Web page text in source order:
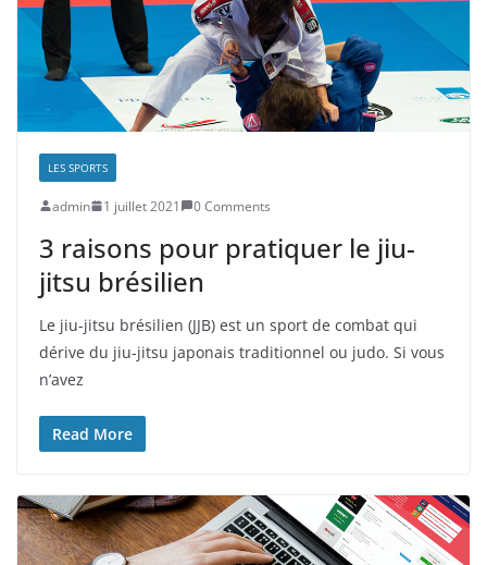
LES SPORTS
admin 1 juillet 2021 0 Comments
3 raisons pour pratiquer le jiu-
jitsu brésilien
Le jiu-jitsu brésilien (JJB) est un sport de combat qui
dérive du jiu-jitsu japonais traditionnel ou judo. Si vous
n’avez
Read More